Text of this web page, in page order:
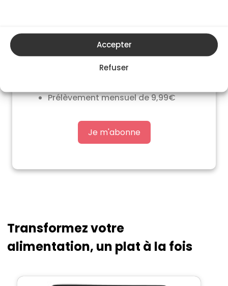
Accepter
Refuser
+10 nouveaux cours par mois
Sans engagement, résiliez quand
Prélèvement mensuel de 9,99€
Je m'abonne
Transformez votre
alimentation, un plat à la fois